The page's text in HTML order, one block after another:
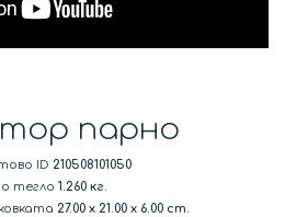
парно
ID 210508101050
тегло 1.260 кг.
27.00 x21.00 x6.00 cm.